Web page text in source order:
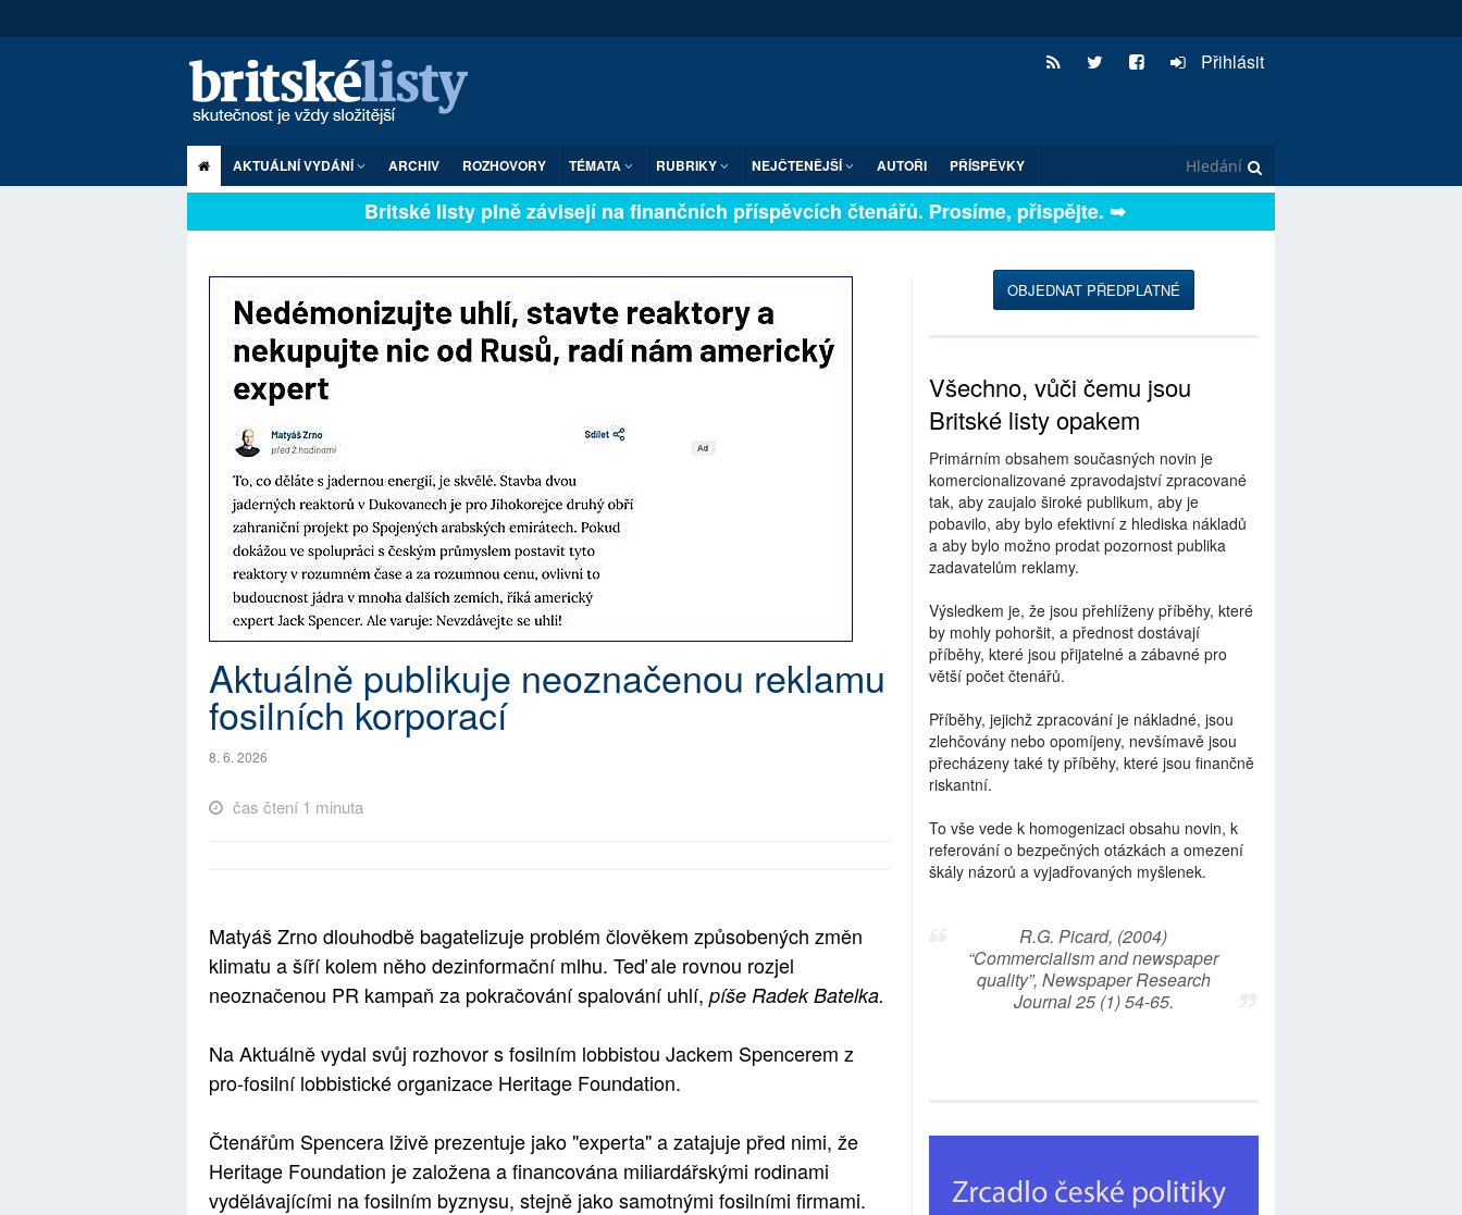
Přihlásit
AKTUÁLNÍ VYDÁNÍ ARCHIV ROZHOVORY TÉMATA RUBRIKY NEJČTENĚJŠÍ AUTOŘI PŘÍSPĚVKY
Britské listy plně závisejí na finančních příspěvcích čtenářů. Prosíme, přispějte. ➥
Aktuálně publikuje neoznačenou reklamu
fosilních korporací
8. 6. 2026
čas čtení 1 minuta
Matyáš Zrno dlouhodbě bagatelizuje problém člověkem způsobených změn
klimatu a šíří kolem něho dezinformační mlhu. Teď ale rovnou rozjel
neoznačenou PR kampaň za pokračování spalování uhlí, píše Radek Batelka.
Na Aktuálně vydal svůj rozhovor s fosilním lobbistou Jackem Spencerem z
pro-fosilní lobbistické organizace Heritage Foundation.
Čtenářům Spencera lživě prezentuje jako "experta" a zatajuje před nimi, že
Heritage Foundation je založena a financována miliardářskými rodinami
vydělávajícími na fosilním byznysu, stejně jako samotnými fosilními firmami.
OBJEDNAT PŘEDPLATNÉ
Všechno, vůči čemu jsou
Britské listy opakem
Primárním obsahem současných novin je
komercionalizované zpravodajství zpracované
tak, aby zaujalo široké publikum, aby je
pobavilo, aby bylo efektivní z hlediska nákladů
a aby bylo možno prodat pozornost publika
zadavatelům reklamy.
Výsledkem je, že jsou přehlíženy příběhy, které
by mohly pohoršit, a přednost dostávají
příběhy, které jsou přijatelné a zábavné pro
větší počet čtenářů.
Příběhy, jejichž zpracování je nákladné, jsou
zlehčovány nebo opomíjeny, nevšímavě jsou
přecházeny také ty příběhy, které jsou finančně
riskantní.
To vše vede k homogenizaci obsahu novin, k
referování o bezpečných otázkách a omezení
škály názorů a vyjadřovaných myšlenek.
R.G. Picard, (2004)
“Commercialism and newspaper
quality”, Newspaper Research
Journal 25 (1) 54-65.